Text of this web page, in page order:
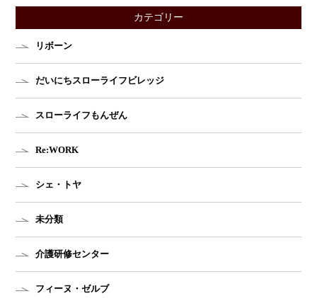
カテゴリー
リボーン
だいにちスローライフビレッジ
スローライフもんぜん
Re:WORK
シェ・トヤ
未分類
介護研修センター
フィーヌ・ゼルブ